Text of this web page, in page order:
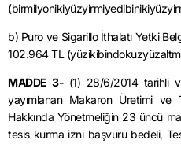
b) Puro ve Sigarillo İthalatı Yetki
102.964 TL
MADDE 3- (1) 28/6/2014tarihli
yayımlanan Makaron Üretimi ve
Hakkında Yönetmeliğin 23 üncü
tesis kurma izni başvuru bedeli,